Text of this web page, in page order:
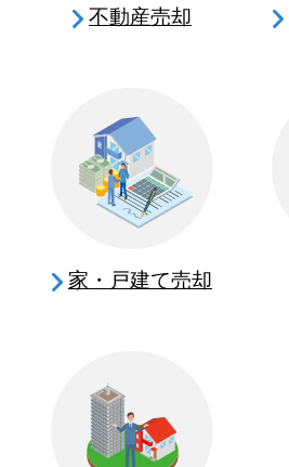
不動産売却
家・戸建て売却